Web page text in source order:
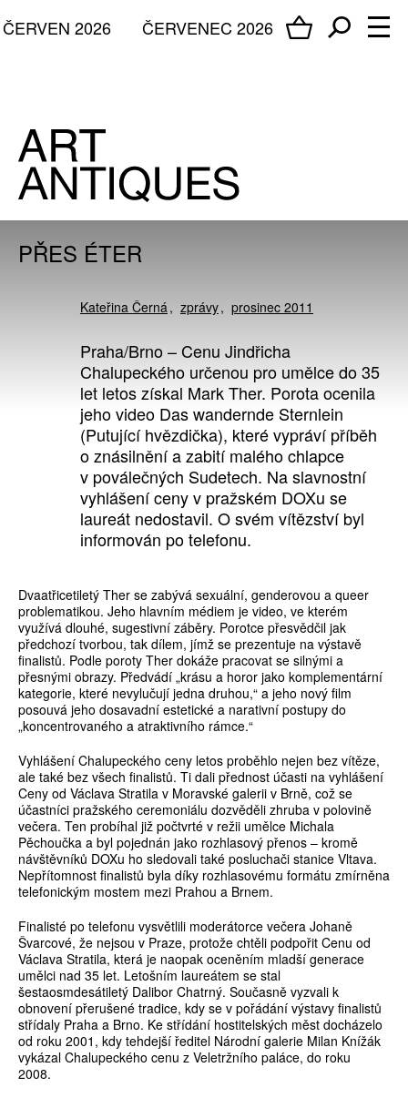
ČERVENEC 2026
ČERVEN 2026
PŘES ÉTER
Kateřina Černá zprávy prosinec 2011
Praha/Brno – Cenu Jindřicha
Chalupeckého určenou pro umělce do 35
let letos získal Mark Ther. Porota ocenila
jeho video Das wandernde Sternlein
(Putující hvězdička), které vypráví příběh
o znásilnění a zabití malého chlapce
v poválečných Sudetech. Na slavnostní
vyhlášení ceny v pražském DOXu se
laureát nedostavil. O svém vítězství byl
informován po telefonu.
Dvaatřicetiletý Ther se zabývá sexuální, genderovou a queer
problematikou. Jeho hlavním médiem je video, ve kterém
využívá dlouhé, sugestivní záběry. Porotce přesvědčil jak
předchozí tvorbou, tak dílem, jímž se prezentuje na výstavě
finalistů. Podle poroty Ther dokáže pracovat se silnými a
přesnými obrazy. Předvádí „krásu a horor jako komplementární
kategorie, které nevylučují jedna druhou,“ a jeho nový film
posouvá jeho dosavadní estetické a narativní postupy do
„koncentrovaného a atraktivního rámce.“
Vyhlášení Chalupeckého ceny letos proběhlo nejen bez vítěze,
ale také bez všech finalistů. Ti dali přednost účasti na vyhlášení
Ceny od Václava Stratila v Moravské galerii v Brně, což se
účastníci pražského ceremoniálu dozvěděli zhruba v polovině
večera. Ten probíhal již počtvrté v režii umělce Michala
Pěchoučka a byl pojednán jako rozhlasový přenos – kromě
návštěvníků DOXu ho sledovali také posluchači stanice Vltava.
Nepřítomnost finalistů byla díky rozhlasovému formátu zmírněna
telefonickým mostem mezi Prahou a Brnem.
Finalisté po telefonu vysvětlili moderátorce večera Johaně
Švarcové, že nejsou v Praze, protože chtěli podpořit Cenu od
Václava Stratila, která je naopak oceněním mladší generace
umělci nad 35 let. Letošním laureátem se stal
šestaosmdesátiletý Dalibor Chatrný. Současně vyzvali k
obnovení přerušené tradice, kdy se v pořádání výstavy finalistů
střídaly Praha a Brno. Ke střídání hostitelských měst docházelo
od roku 2001, kdy tehdejší ředitel Národní galerie Milan Knížák
vykázal Chalupeckého cenu z Veletržního paláce, do roku
2008.